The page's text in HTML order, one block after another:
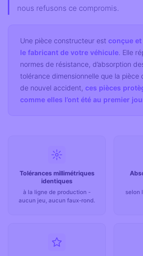
nous refusons ce compromis.
Une pièce constructeur est conçue
le fabricant de votre véhicule . Elle
normes de résistance, d’absorption
tolérance dimensionnelle que la pièce
de nouvel accident, ces pièces
comme elles l’ont été au premier
Tolérances millimétriques
identiques
à la ligne de production -
aucun jeu, aucun faux-rond.
selon